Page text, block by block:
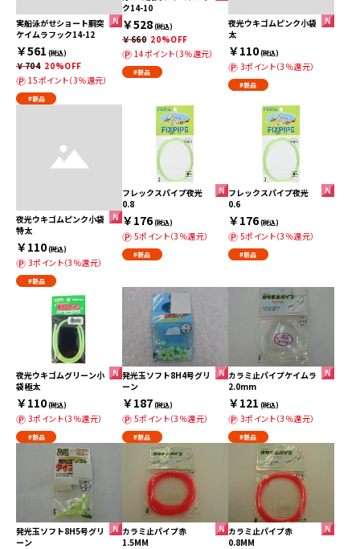
実船泳がせショート胴突
ケイムラフック14-12
￥561 (税込)
￥704 20%OFF
15ポイント（3％還元）
#新品
ク14-10
￥528(税込)
￥660 20%OFF
14ポイント（3％還元）
#新品
夜光ウキゴムピンク小袋
太
￥110(税込)
3ポイント（3％還元）
#新品
夜光ウキゴムピンク小袋
特太
￥110(税込)
3ポイント（3％還元）
#新品
フレックスパイプ夜光
0.8
￥176(税込)
5ポイント（3％還元）
#新品
フレックスパイプ夜光
0.6
￥176(税込)
5ポイント（3％還元）
#新品
夜光ウキゴムグリーン小
袋極太
￥110(税込)
3ポイント（3％還元）
#新品
発光玉ソフト8H4号グリ
ーン
￥187(税込)
5ポイント（3％還元）
#新品
カラミ止パイプケイムラ
2.0mm
￥121 (税込)
3ポイント（3％還元）
#新品
発光玉ソフト8H5号グリ
ーン
カラミ止パイプ赤
1.5MM
カラミ止パイプ赤
0.8MM